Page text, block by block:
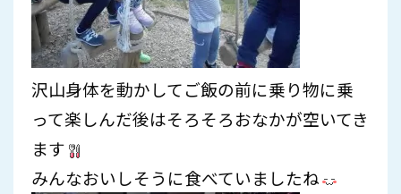
沢山身体を動かしてご飯の前に乗り物に乗
って楽しんだ後はそろそろおなかが空いてき
ます
みんなおいしそうに食べていましたね